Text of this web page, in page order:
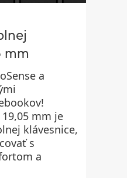
mm
a
mm je
klávesnice,
s
a